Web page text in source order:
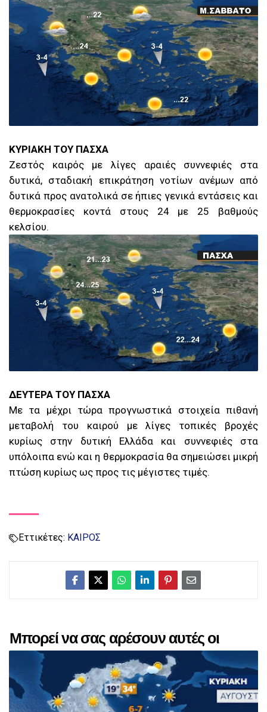
ΚΥΡΙΑΚΗ ΤΟΥ ΠΑΣΧΑ
Ζεστός καιρός με λίγες αραιές συννεφιές στα
δυτικά, σταδιακή επικράτηση νοτίων ανέμων από
δυτικά προς ανατολικά σε ήπιες γενικά εντάσεις και
θερμοκρασίες κοντά στους 24 με 25 βαθμούς
κελσίου.
ΔΕΥΤΕΡΑ ΤΟΥ ΠΑΣΧΑ
Με τα μέχρι τώρα προγνωστικά στοιχεία πιθανή
μεταβολή του καιρού με λίγες τοπικές βροχές
κυρίως στην δυτική Ελλάδα και συννεφιές στα
υπόλοιπα ενώ και η θερμοκρασία θα σημειώσει μικρή
πτώση κυρίως ως προς τις μέγιστες τιμές.
Εττικέτες: ΚΑΙΡΟΣ
Μπορεί να σας αρέσουν αυτές οι
αναρτήσεις